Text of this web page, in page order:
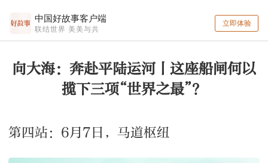
中国好故事客户端
联结世界 美美与共
立即体验
向大海：奔赴平陆运河丨这座船闸何以
揽下三项“世界之最”？
第四站：6月7日，马道枢纽